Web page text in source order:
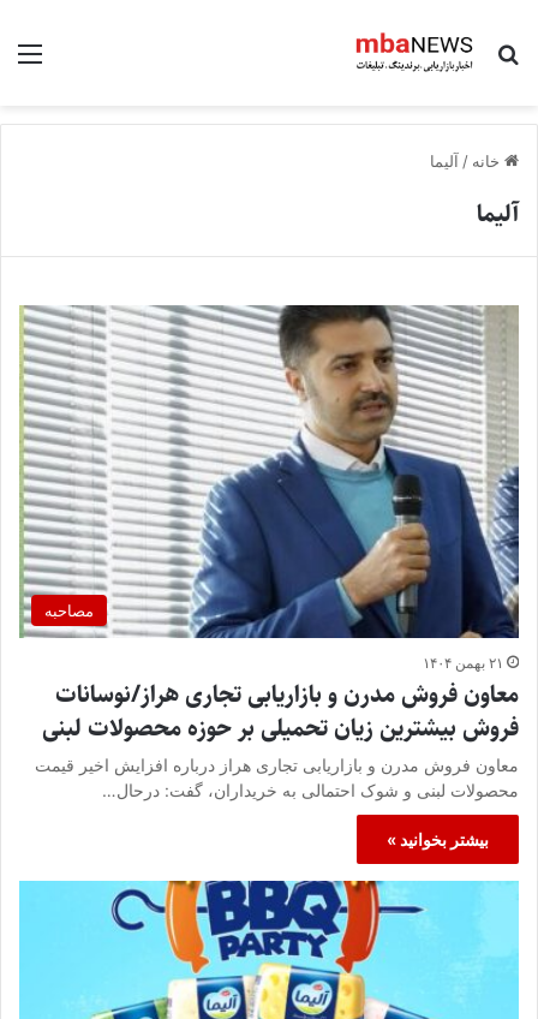
جستجو برای
خانه / آلیما
آلیما
مصاحبه
۲۱ بهمن ۱۴۰۴
معاون فروش مدرن و بازاریابی تجاری هراز/نوسانات
فروش بیشترین زیان تحمیلی بر حوزه محصولات لبنی
معاون فروش مدرن و بازاریابی تجاری هراز درباره افزایش اخیر قیمت
محصولات لبنی و شوک احتمالی به خریداران، گفت: درحال…
بیشتر بخوانید »